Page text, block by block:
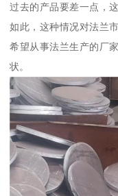
过去的产品要差一点，
如此，这种情况对法兰
希望从事法兰生产的厂
状。